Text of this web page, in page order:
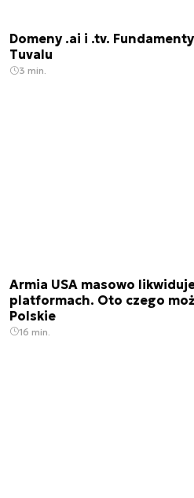
Domeny .ai i .tv.
Tuvalu
3 min.
Armia USA masowo
platformach. Oto czego
Polskie
16 min.